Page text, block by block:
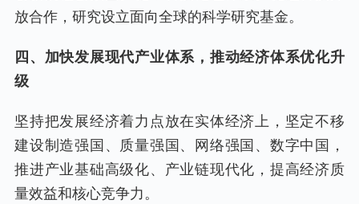
放合作，研究设立面向全球的科学研究基金。
四、加快发展现代产业体系，推动经济体系优化升
级
坚持把发展经济着力点放在实体经济上，坚定不移
建设制造强国、质量强国、网络强国、数字中国，
推进产业基础高级化、产业链现代化，提高经济质
量效益和核心竞争力。